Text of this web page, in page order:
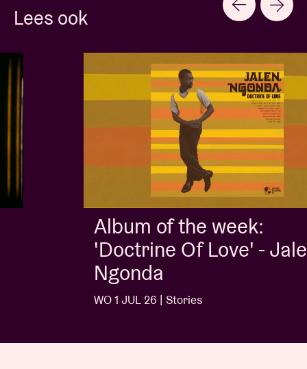
Lees ook
Album of the week:
'Doctrine Of Love' - Jalen
Ngonda
WO 1 JUL 26 | Stories